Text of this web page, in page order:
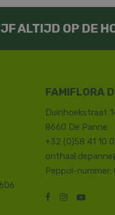
ALTIJD OP DE
FAMIFLORA
Duinhoekstraat
8660 De Panne
+32 (0)58 41 10
Peppol-